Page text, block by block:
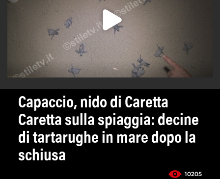
Capaccio, nido di Caretta
Caretta sulla spiaggia: decine
di tartarughe in mare dopo la
schiusa
10205